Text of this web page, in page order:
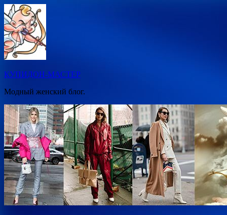
Перейти
к
содержимому
КУПИДОН-МАСТЕР
Модный женский блог.